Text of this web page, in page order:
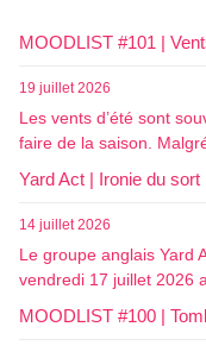
MOODLIST #101 |
19 juillet 2026
Les vents d’été sont
faire de la saison.
Yard Act | Ironie du sort
14 juillet 2026
Le groupe anglais Yard
vendredi 17 juillet 2026
MOODLIST #100 |